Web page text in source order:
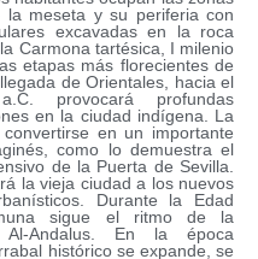
la meseta y su periferia con
excavadas en la roca
Carmona tartésica, I milenio
etapas más florecientes de
de Orientales, hacia el
provocará profundas
en la ciudad indígena. La
en un importante
como lo demuestra el
de la Puerta de Sevilla.
la vieja ciudad a los nuevos
Durante la Edad
sigue el ritmo de la
Andalus. En la época
histórico se expande, se